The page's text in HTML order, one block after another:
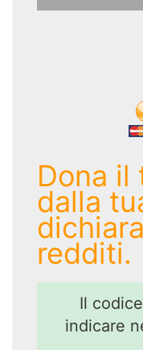
Dona
dalla
redditi.
Il
indicare